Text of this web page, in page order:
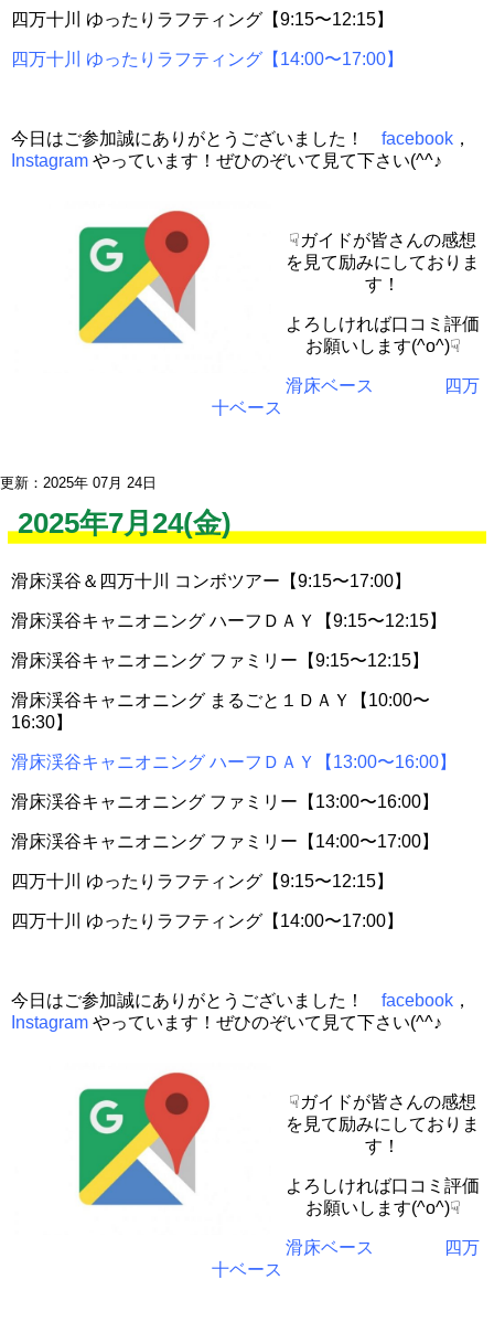
四万十川 ゆったりラフティング【9:15〜12:15】
四万十川 ゆったりラフティング【14:00〜17:00】
今日はご参加誠にありがとうございました！ facebook ，
Instagram やっています！ぜひのぞいて見て下さい(^^♪
☟ガイドが皆さんの感想
を見て励みにしておりま
す！
よろしければ口コミ評価
お願いします(^o^)☟
滑床ベース
四万
十ベース
更新：2025年 07月 24日
2025年7月24(金)
滑床渓谷＆四万十川 コンボツアー【9:15〜17:00】
滑床渓谷キャニオニング ハーフＤＡＹ【9:15〜12:15】
滑床渓谷キャニオニング ファミリー【9:15〜12:15】
滑床渓谷キャニオニング まるごと１ＤＡＹ【10:00〜
16:30】
滑床渓谷キャニオニング ハーフＤＡＹ【13:00〜16:00】
滑床渓谷キャニオニング ファミリー【13:00〜16:00】
滑床渓谷キャニオニング ファミリー【14:00〜17:00】
四万十川 ゆったりラフティング【9:15〜12:15】
四万十川 ゆったりラフティング【14:00〜17:00】
今日はご参加誠にありがとうございました！ facebook ，
Instagram やっています！ぜひのぞいて見て下さい(^^♪
☟ガイドが皆さんの感想
を見て励みにしておりま
す！
よろしければ口コミ評価
お願いします(^o^)☟
滑床ベース
四万
十ベース